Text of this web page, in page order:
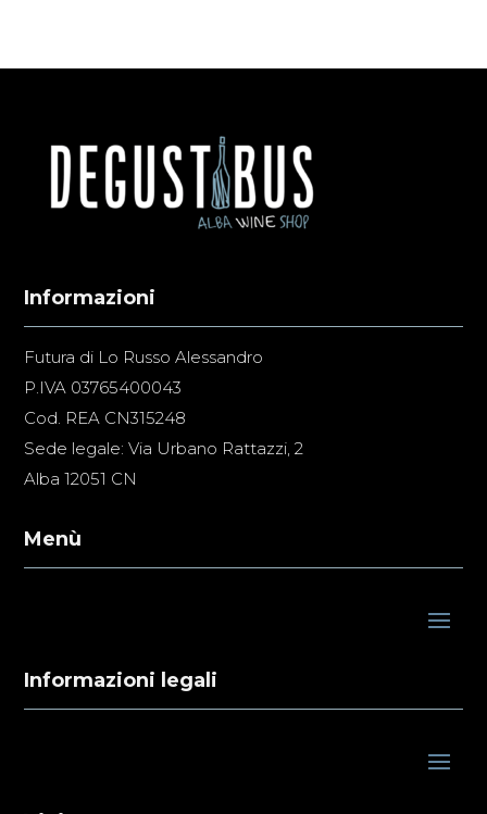
Informazioni
Futura di Lo Russo Alessandro
P.IVA 03765400043
Cod. REA CN315248
Sede legale: Via Urbano Rattazzi, 2
Alba 12051 CN
Menù
Informazioni legali